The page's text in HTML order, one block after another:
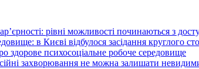
рівні можливості починаються з
в Києві відбулося засідання круглого
здорове психосоціальне робоче середовище
захворювання не можна залишати